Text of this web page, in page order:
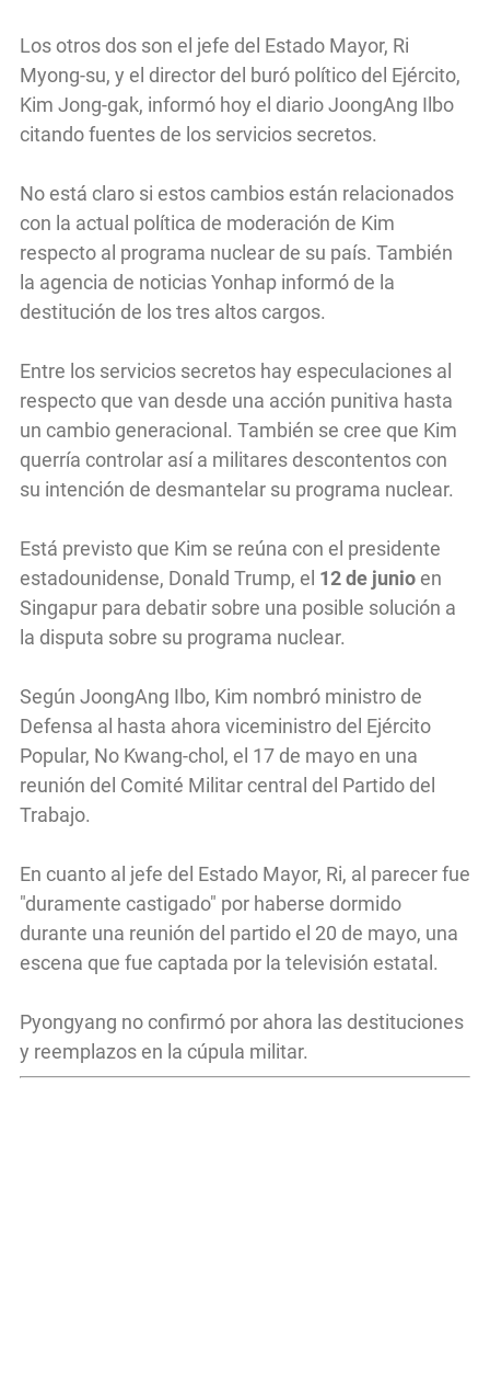
Los otros dos son el jefe del Estado Mayor, Ri
Myong-su, y el director del buró político del Ejército,
Kim Jong-gak, informó hoy el diario JoongAng Ilbo
citando fuentes de los servicios secretos.
No está claro si estos cambios están relacionados
con la actual política de moderación de Kim
respecto al programa nuclear de su país. También
la agencia de noticias Yonhap informó de la
destitución de los tres altos cargos.
Entre los servicios secretos hay especulaciones al
respecto que van desde una acción punitiva hasta
un cambio generacional. También se cree que Kim
querría controlar así a militares descontentos con
su intención de desmantelar su programa nuclear.
Está previsto que Kim se reúna con el presidente
estadounidense, Donald Trump, el 12 de junio en
Singapur para debatir sobre una posible solución a
la disputa sobre su programa nuclear.
Según JoongAng Ilbo, Kim nombró ministro de
Defensa al hasta ahora viceministro del Ejército
Popular, No Kwang-chol, el 17 de mayo en una
reunión del Comité Militar central del Partido del
Trabajo.
En cuanto al jefe del Estado Mayor, Ri, al parecer fue
"duramente castigado" por haberse dormido
durante una reunión del partido el 20 de mayo, una
escena que fue captada por la televisión estatal.
Pyongyang no confirmó por ahora las destituciones
y reemplazos en la cúpula militar.